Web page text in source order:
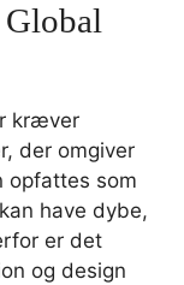
kræver
der omgiver
opfattes som
have dybe,
er det
og design